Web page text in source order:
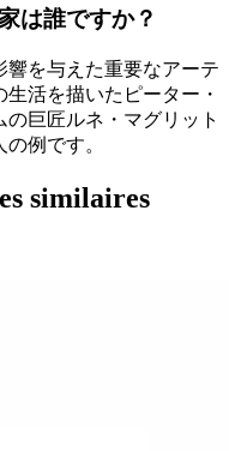
は誰ですか？
響を与えた重要なアーテ
活を描いたピーター・
巨匠ルネ・マグリット
例です。
similaires